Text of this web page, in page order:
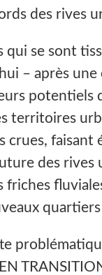
des rives
se sont
– après une
territoires
faisant
des
friches
quartiers